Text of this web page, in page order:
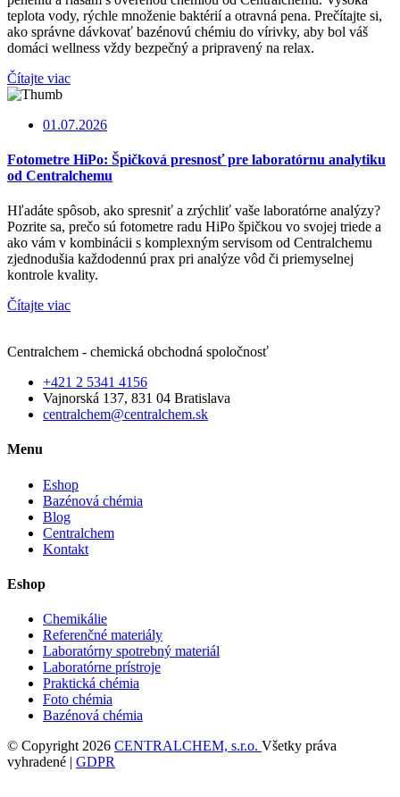
teplota vody, rýchle množenie baktérií a otravná pena. Prečítajte si,
ako správne dávkovať bazénovú chémiu do vírivky, aby bol váš
domáci wellness vždy bezpečný a pripravený na relax.
Čítajte viac
01.07.2026
Fotometre HiPo: Špičková presnosť pre laboratórnu analytiku
od Centralchemu
Hľadáte spôsob, ako spresniť a zrýchliť vaše laboratórne analýzy?
Pozrite sa, prečo sú fotometre radu HiPo špičkou vo svojej triede a
ako vám v kombinácii s komplexným servisom od Centralchemu
zjednodušia každodennú prax pri analýze vôd či priemyselnej
kontrole kvality.
Čítajte viac
Centralchem - chemická obchodná spoločnosť
+421 2 5341 4156
Vajnorská 137, 831 04 Bratislava
centralchem@centralchem.sk
Menu
Eshop
Bazénová chémia
Blog
Centralchem
Kontakt
Eshop
Chemikálie
Referenčné materiály
Laboratórny spotrebný materiál
Laboratórne prístroje
Praktická chémia
Foto chémia
Bazénová chémia
© Copyright 2026 CENTRALCHEM, s.r.o. Všetky práva
vyhradené | GDPR